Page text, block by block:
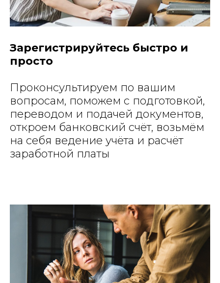
Зарегистрируйтесь быстро и
просто
Проконсультируем по вашим
вопросам, поможем с подготовкой,
переводом и подачей документов,
откроем банковский счёт, возьмём
на себя ведение учёта и расчёт
заработной платы